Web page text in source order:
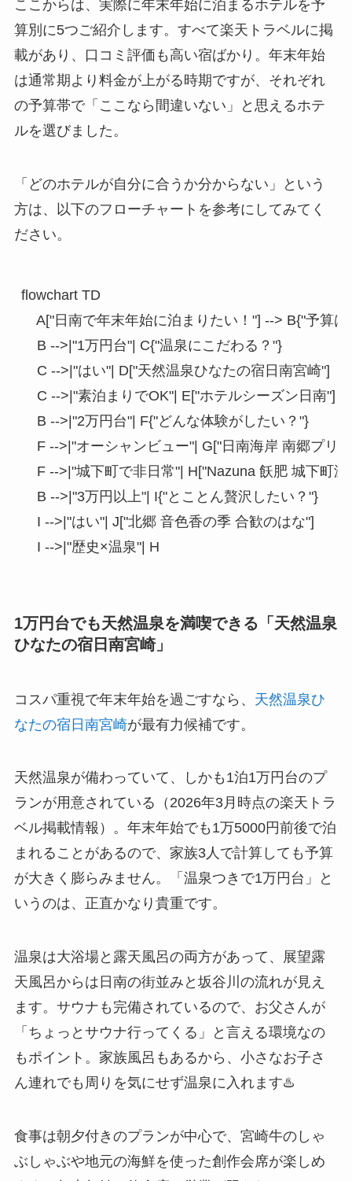
ここからは、実際に年末年始に泊まるホテルを予
算別に5つご紹介します。すべて楽天トラベルに掲
載があり、口コミ評価も高い宿ばかり。年末年始
は通常期より料金が上がる時期ですが、それぞれ
の予算帯で「ここなら間違いない」と思えるホテ
ルを選びました。
「どのホテルが自分に合うか分からない」という
方は、以下のフローチャートを参考にしてみてく
ださい。
flowchart TD
A["日南で年末年始に泊まりたい！"] --> B{"予算
    B -->|"1万円台"| C{"温泉にこだわる？"}
    C -->|"はい"| D["天然温泉ひなたの宿日南宮崎"]
    C -->|"素泊まりでOK"| E["ホテルシーズン日南"]
    B -->|"2万円台"| F{"どんな体験がしたい？"}
F -->|"オーシャンビュー"| G["日南海岸 南郷プリ
F -->|"城下町で非日常"| H["Nazuna 飫肥 城下町温
    B -->|"3万円以上"| I{"とことん贅沢したい？"}
    I -->|"はい"| J["北郷 音色香の季 合歓のはな"]
1万円台でも天然温泉を満喫できる「天然温泉
ひなたの宿日南宮崎」
コスパ重視で年末年始を過ごすなら、 天然温泉ひ
なたの宿日南宮崎が最有力候補です。
天然温泉が備わっていて、しかも1泊1万円台のプ
ランが用意されている（2026年3月時点の楽天トラ
ベル掲載情報）。年末年始でも1万5000円前後で泊
まれることがあるので、家族3人で計算しても予算
が大きく膨らみません。「温泉つきで1万円台」と
いうのは、正直かなり貴重です。
温泉は大浴場と露天風呂の両方があって、展望露
天風呂からは日南の街並みと坂谷川の流れが見え
ます。サウナも完備されているので、お父さんが
「ちょっとサウナ行ってくる」と言える環境なの
もポイント。家族風呂もあるから、小さなお子さ
ん連れでも周りを気にせず温泉に入れます♨️
食事は朝夕付きのプランが中心で、宮崎牛のしゃ
ぶしゃぶや地元の海鮮を使った創作会席が楽しめ